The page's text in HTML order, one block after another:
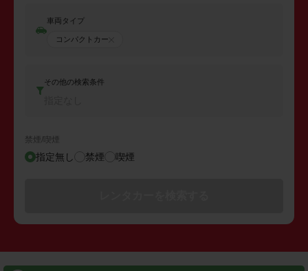
車両タイプ
コンパクトカー
その他の検索条件
禁煙/喫煙
指定無し 禁煙 喫煙